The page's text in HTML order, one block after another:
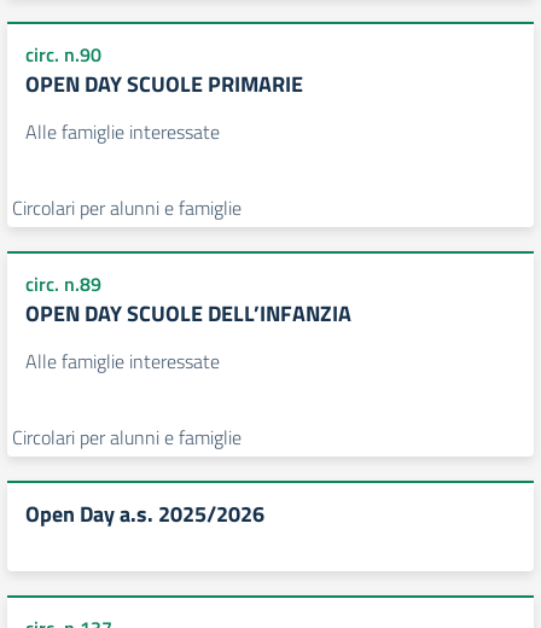
circ. n.90
OPEN DAY SCUOLE PRIMARIE
Alle famiglie interessate
Circolari per alunni e famiglie
circ. n.89
OPEN DAY SCUOLE DELL’INFANZIA
Alle famiglie interessate
Circolari per alunni e famiglie
Open Day a.s. 2025/2026